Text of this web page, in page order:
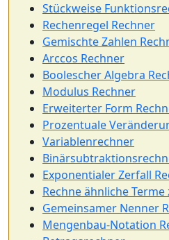
Stückweise
Rechenregel Rechner
Gemischte Zahlen
Arccos Rechner
Boolescher Algebra
Modulus Rechner
Erweiterter Form
Prozentuale
Variablenrechner
Exponentialer Zerfall
Rechne ähnliche
Gemeinsamer Nenner
Mengenbau-Notation